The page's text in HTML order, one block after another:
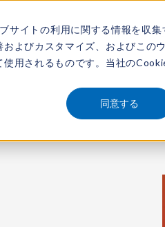
サイトの利用に関する情報を収集
よびカスタマイズ、およびこのウ
用されるものです。当社の
同意する
調査レポートレポートを探す動画